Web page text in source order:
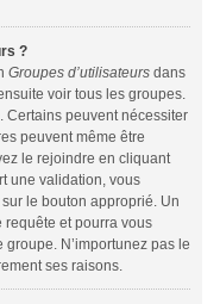
?
Groupes d’utilisateurs dans
voir tous les groupes.
. Certains peuvent nécessiter
peuvent même être
le rejoindre en cliquant
une validation, vous
le bouton approprié. Un
requête et pourra vous
N’importunez pas le
ses raisons.